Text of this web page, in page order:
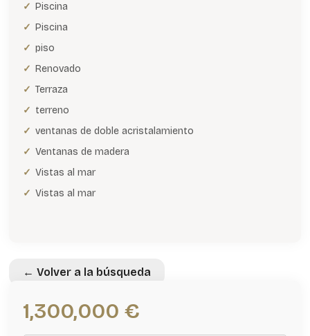
Piscina
Piscina
piso
Renovado
Terraza
terreno
ventanas de doble acristalamiento
Ventanas de madera
Vistas al mar
Vistas al mar
← Volver a la búsqueda
1,300,000 €